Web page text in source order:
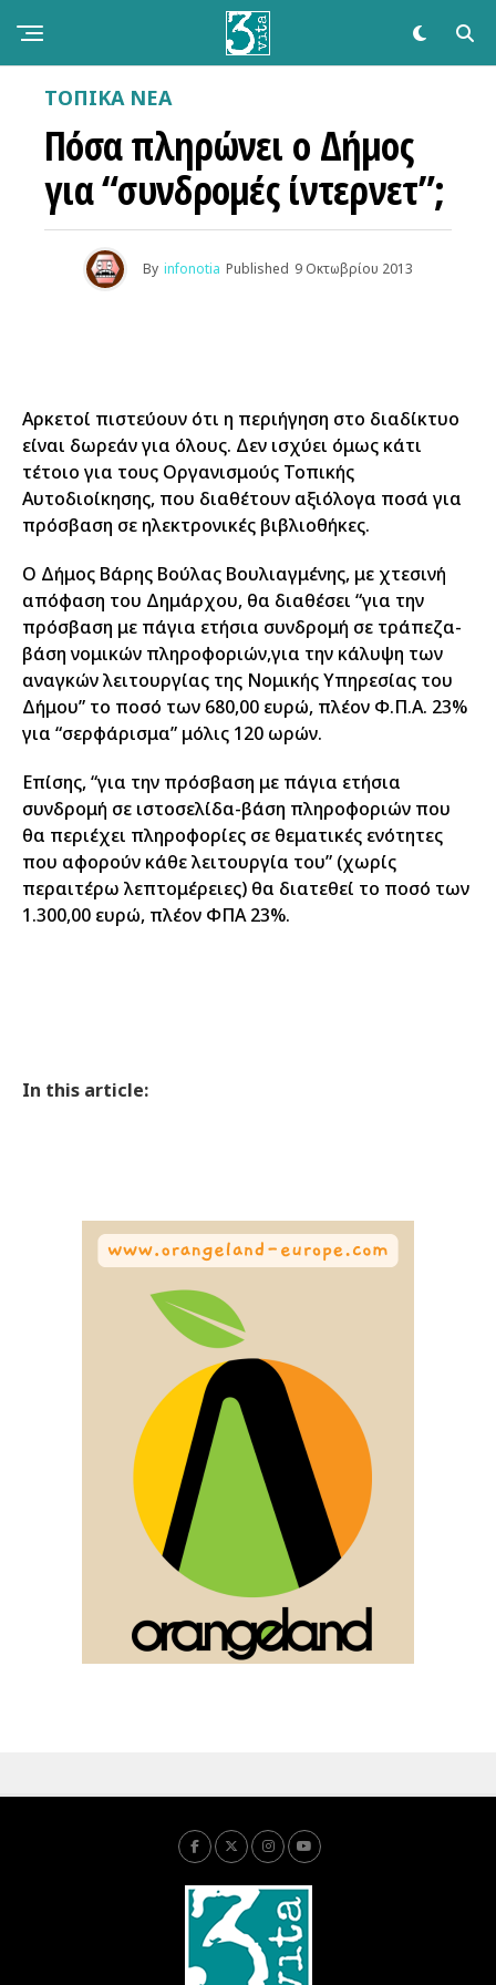
ΤΟΠΙΚΑ ΝΕΑ
Πόσα πληρώνει ο Δήμος
για “συνδρομές ίντερνετ”;
By infonotia Published 9 Οκτωβρίου 2013
Αρκετοί πιστεύουν ότι η περιήγηση στο διαδίκτυο
είναι δωρεάν για όλους. Δεν ισχύει όμως κάτι
τέτοιο για τους Οργανισμούς Τοπικής
Αυτοδιοίκησης, που διαθέτουν αξιόλογα ποσά για
πρόσβαση σε ηλεκτρονικές βιβλιοθήκες.
Ο Δήμος Βάρης Βούλας Βουλιαγμένης, με χτεσινή
απόφαση του Δημάρχου, θα διαθέσει “για την
πρόσβαση με πάγια ετήσια συνδρομή σε τράπεζα-
βάση νομικών πληροφοριών,για την κάλυψη των
αναγκών λειτουργίας της Νομικής Υπηρεσίας του
Δήμου” το ποσό των 680,00 ευρώ, πλέον Φ.Π.Α. 23%
για “σερφάρισμα” μόλις 120 ωρών.
Επίσης, “για την πρόσβαση με πάγια ετήσια
συνδρομή σε ιστοσελίδα-βάση πληροφοριών που
θα περιέχει πληροφορίες σε θεματικές ενότητες
που αφορούν κάθε λειτουργία του” (χωρίς
περαιτέρω λεπτομέρειες) θα διατεθεί το ποσό των
1.300,00 ευρώ, πλέον ΦΠΑ 23%.
In this article: